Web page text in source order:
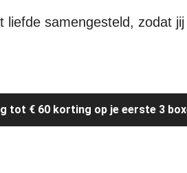
samengesteld, zodat
tot € 60 korting op je eerste 3